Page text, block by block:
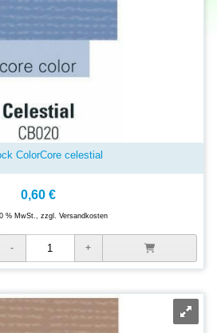
ColorCore celestial
0,60 €
% MwSt., zzgl. Versandkosten